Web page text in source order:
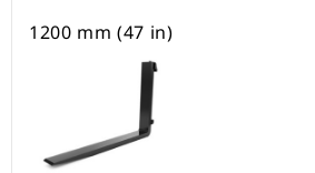
1200 mm (47 in)